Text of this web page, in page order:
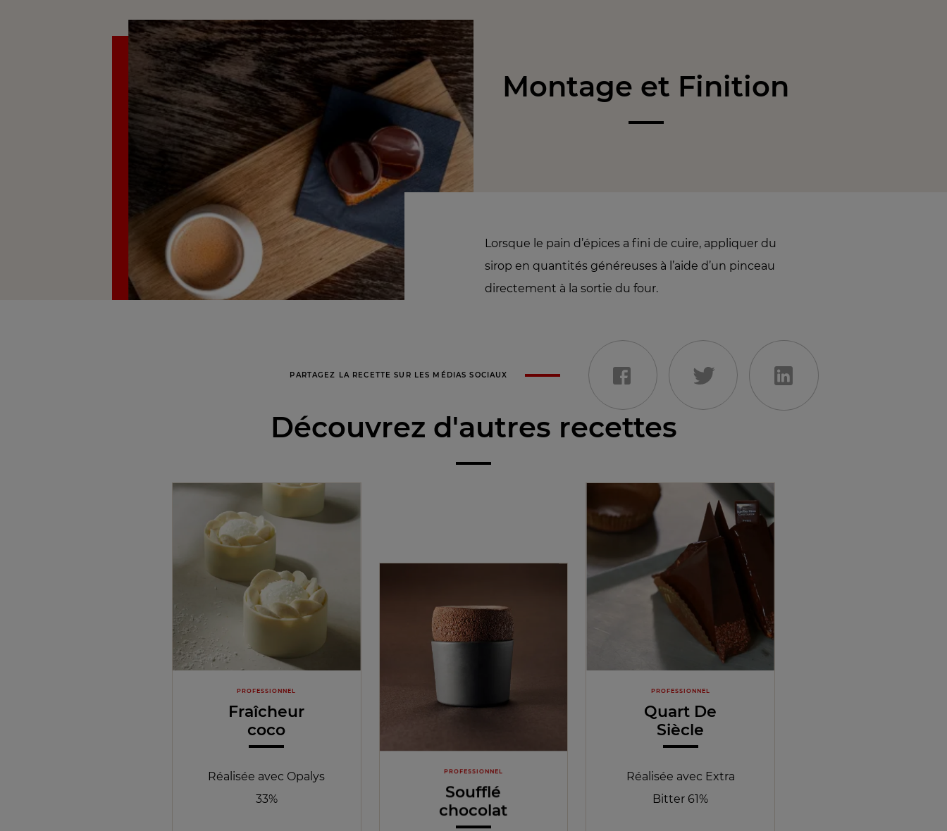
Montage et Finition
Lorsque le pain d’épices a fini de cuire, appliquer du
sirop en quantités généreuses à l’aide d’un pinceau
directement à la sortie du four.
PARTAGEZ LA RECETTE SUR LES MÉDIAS SOCIAUX
Découvrez d'autres recettes
PROFESSIONNEL
Fraîcheur
coco
Réalisée avec Opalys
33%
PROFESSIONNEL
Soufflé
chocolat
PROFESSIONNEL
Quart De
Siècle
Réalisée avec Extra
Bitter 61%